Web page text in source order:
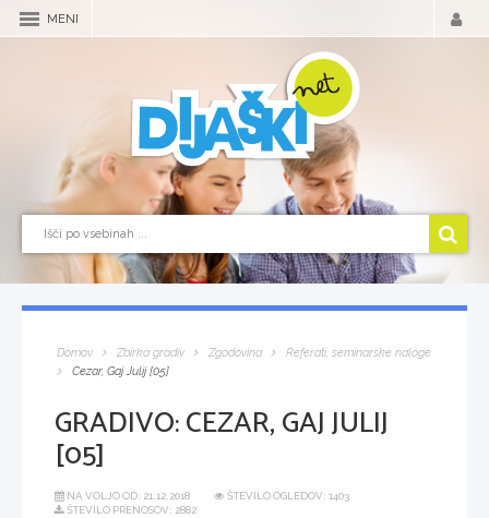
MENI
Domov Zbirka gradiv Zgodovina
Referati, seminarske naloge
Cezar, Gaj Julij [05]
GRADIVO:CEZAR, GAJ JULIJ
[05]
NA VOLJO OD: 21.12.2018
ŠTEVILO OGLEDOV: 1403
ŠTEVILO PRENOSOV: 2882